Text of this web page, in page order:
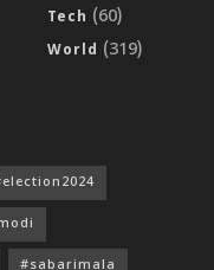
Tech (60)
World (319)
#sabarimala